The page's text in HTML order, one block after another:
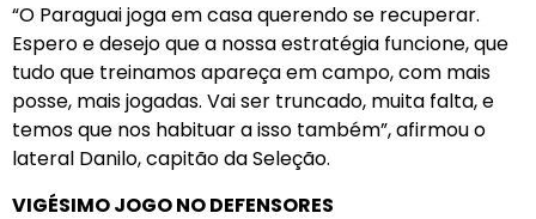
“O Paraguai joga em casa querendo se recuperar.
Espero e desejo que a nossa estratégia funcione, que
tudo que treinamos apareça em campo, com mais
posse, mais jogadas. Vai ser truncado, muita falta, e
temos que nos habituar a isso também”, afirmou o
lateral Danilo, capitão da Seleção.
VIGÉSIMO JOGO NO DEFENSORES